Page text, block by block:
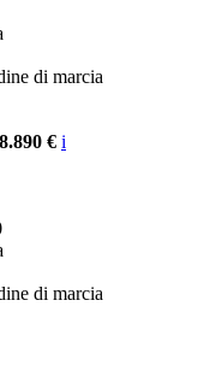
di marcia
€ i
di marcia